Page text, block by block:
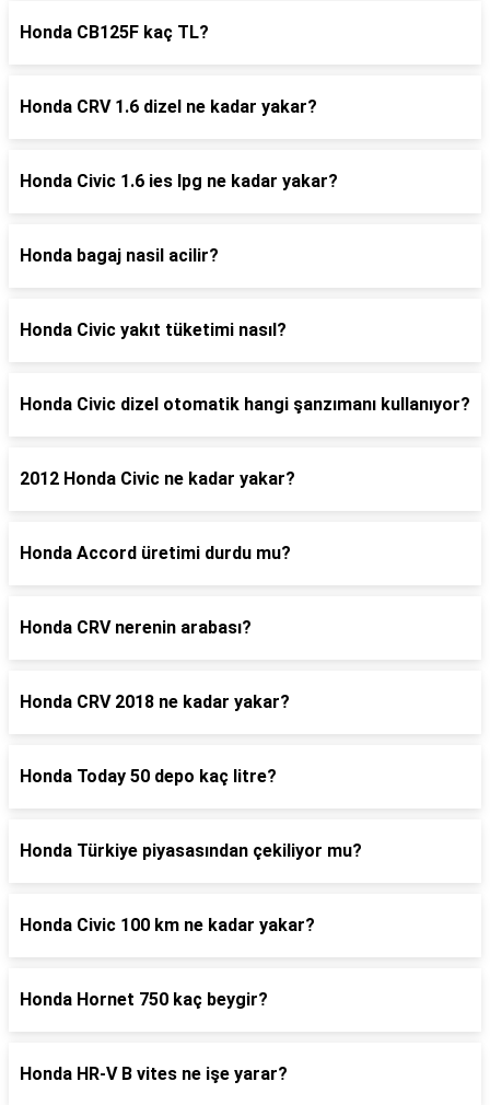
Honda CB125F kaç TL?
Honda CRV 1.6 dizel ne kadar yakar?
Honda Civic 1.6 ies lpg ne kadar yakar?
Honda bagaj nasil acilir?
Honda Civic yakıt tüketimi nasıl?
Honda Civic dizel otomatik hangi şanzımanı kullanıyor?
2012 Honda Civic ne kadar yakar?
Honda Accord üretimi durdu mu?
Honda CRV nerenin arabası?
Honda CRV 2018 ne kadar yakar?
Honda Today 50 depo kaç litre?
Honda Türkiye piyasasından çekiliyor mu?
Honda Civic 100 km ne kadar yakar?
Honda Hornet 750 kaç beygir?
Honda HR-V B vites ne işe yarar?